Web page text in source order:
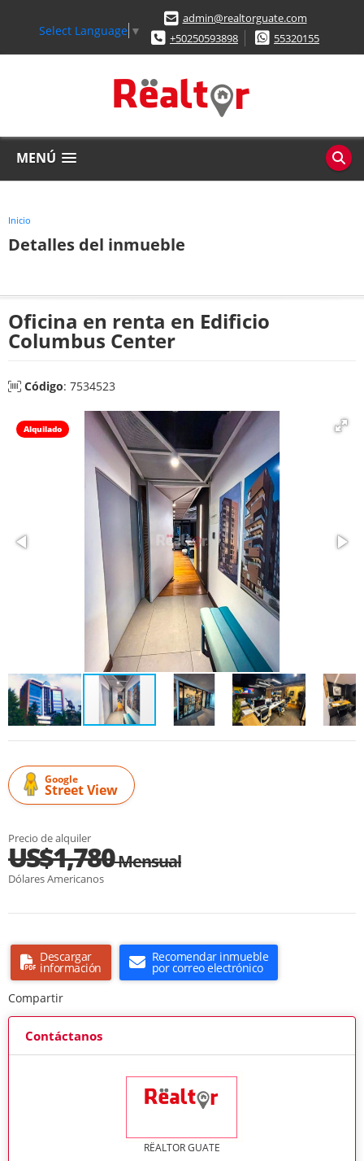
Select Language ▼
admin@realtorguate.com
+50250593898
55320155
MENÚ
Inicio
Detalles del inmueble
Oficina en renta en Edificio
Columbus Center
Código: 7534523
Alquilado
Google
Street View
Precio de alquiler
US$1,780Mensual
Dólares Americanos
Descargar
información
Recomendar inmueble
por correo electrónico
Compartir
Contáctanos
RËALTOR GUATE